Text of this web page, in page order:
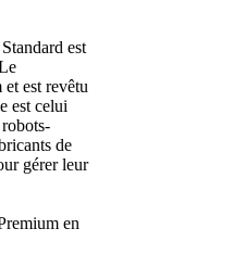
est
est revêtu
est celui
de
gérer leur
en